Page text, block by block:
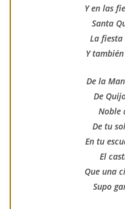
Y en las
Santa
La
Y
De la
De
Noble
De tu
En tu
El
Que una
Supo